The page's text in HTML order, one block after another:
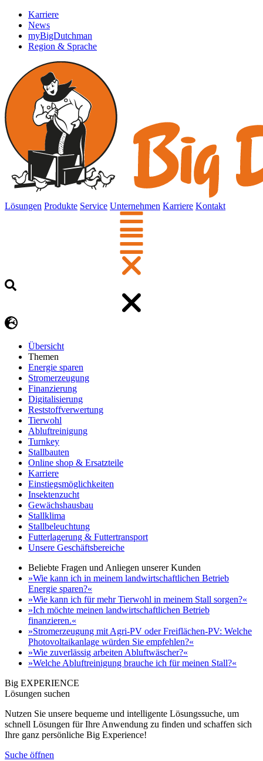
Karriere
News
myBigDutchman
Region & Sprache
Lösungen Produkte Service Unternehmen Karriere Kontakt
Übersicht
Themen
Energie sparen
Stromerzeugung
Finanzierung
Digitalisierung
Reststoffverwertung
Tierwohl
Abluftreinigung
Turnkey
Stallbauten
Online shop & Ersatzteile
Karriere
Einstiegsmöglichkeiten
Insektenzucht
Gewächshausbau
Stallklima
Stallbeleuchtung
Futterlagerung & Futtertransport
Unsere Geschäftsbereiche
Beliebte Fragen und Anliegen unserer Kunden
»Wie kann ich in meinem landwirtschaftlichen Betrieb
Energie sparen?«
»Wie kann ich für mehr Tierwohl in meinem Stall sorgen?«
»Ich möchte meinen landwirtschaftlichen Betrieb
finanzieren.«
»Stromerzeugung mit Agri-PV oder Freiflächen-PV: Welche
Photovoltaikanlage würden Sie empfehlen?«
»Wie zuverlässig arbeiten Abluftwäscher?«
»Welche Abluftreinigung brauche ich für meinen Stall?«
Big EXPERIENCE
Lösungen suchen
Nutzen Sie unsere bequeme und intelligente Lösungssuche, um
schnell Lösungen für Ihre Anwendung zu finden und schaffen sich
Ihre ganz persönliche Big Experience!
Suche öffnen